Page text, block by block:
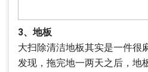
3、地板
大扫除清洁地板其实是一件很
发现，拖完地一两天之后，地